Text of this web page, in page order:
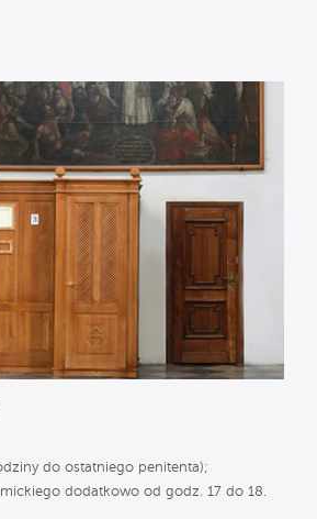
do ostatniego penitenta);
dodatkowo od godz. 17 do 18.